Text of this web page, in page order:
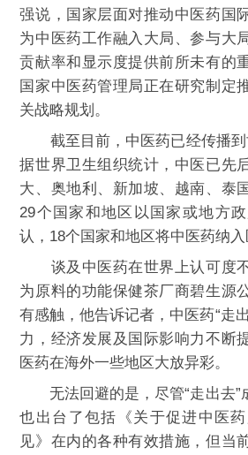
强说，国家层面对推动中医药国
为中医药工作融入大局、参与大
贡献率和显示度提供前所未有的
国家中医药管理局正在研究制定
关战略规划。
截至目前，中医药已经传播到
据世界卫生组织统计，中医已先
大、奥地利、新加坡、越南、泰
29个国家和地区以国家或地方
认，18个国家和地区将中医药纳入
谈及中医药在世界上认可度
为原料的功能保健茶厂商碧生源
有感触，他告诉记者，中医药“走
力，经济发展及国际影响力不断
医药在海外一些地区大放异彩。
无法回避的是，尽管“走出去”
也出台了包括《关于促进中医
见》在内的各种有效措施，但当